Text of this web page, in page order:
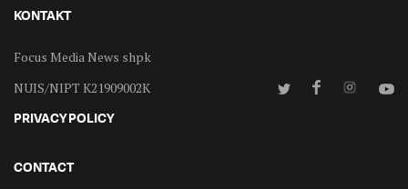
KONTAKT
Focus Media News shpk
NUIS/NIPT K21909002K
PRIVACY POLICY
CONTACT